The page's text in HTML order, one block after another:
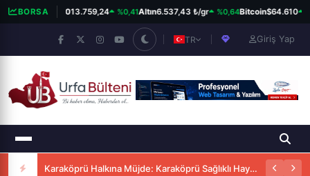
BORSA
BIST 100 13.759,24 %0,41Altın6.537,43 ₺/gr %0,64Bitcoin$64.610
TR Giriş Yap
Karaköprü Halkına Müjde: Karaköprü Sağlıklı Hayat Merkezi Hizmete Girdi